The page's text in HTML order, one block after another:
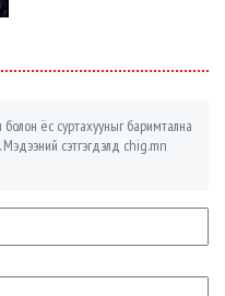
ёс суртахууныг баримтална
Мэдээний сэтгэгдэлд chig.mn